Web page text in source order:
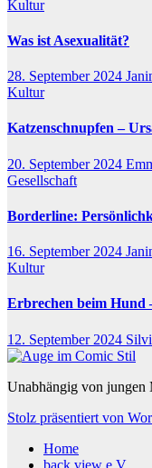
Kultur
Was ist Asexualität?
28. September 2024
Kultur
Katzenschnupfen –
20. September 2024
Gesellschaft
Borderline:
16. September 2024
Kultur
Erbrechen beim Hund
12. September 2024
Unabhängig von jungen
Stolz präsentiert von
Home
back view e.V.